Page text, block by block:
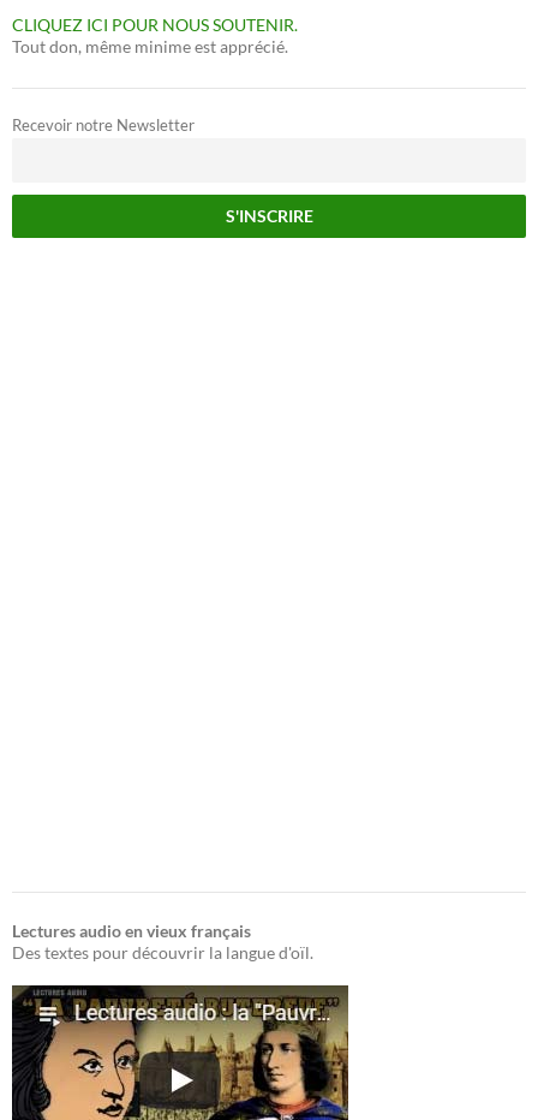
CLIQUEZ ICI POUR NOUS SOUTENIR.
Tout don, même minime est apprécié.
Recevoir notre Newsletter
Lectures audio en vieux français
Des textes pour découvrir la langue d'oïl.